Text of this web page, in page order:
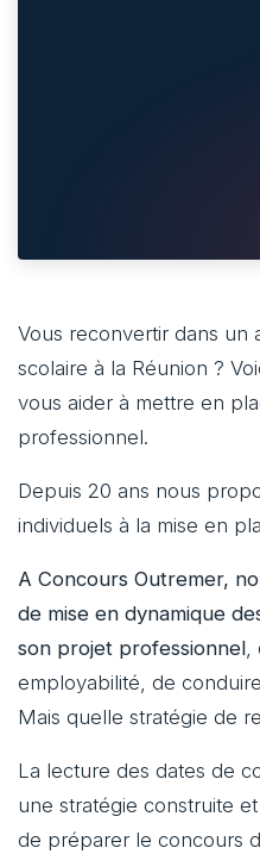
Vous reconvertir dans un
scolaire à la Réunion ?
vous aider à mettre en
professionnel.
Depuis 20 ans nous
individuels à la mise en
A Concours Outremer,
de mise en dynamique
son projet professionnel
employabilité, de
Mais quelle stratégie de
La lecture des dates de
une stratégie construite
de préparer le concours